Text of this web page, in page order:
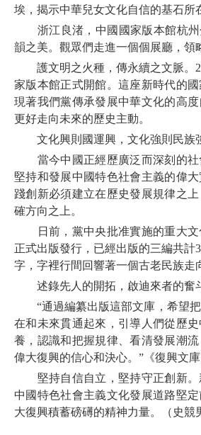
埃，揭示中華兒女文化自信的基石所
浙江良渚，中國國家版本館杭州
韻之美。觀眾們走進一個個展廳，領
護文明之火種，傳永續之文脈。
家版本館正式開館。這座新時代的
現著我們黨傳承發展中華文化的高
更好走向未來的歷史主動。
文化興則國運興，文化強則民族
當今中國正經歷廣泛而深刻的社
堅持和發展中國特色社會主義的偉
踐創新必須建立在歷史發展規律之
確方向之上。
日前，黨中央批准實施的重大文
正式出版發行，已經出版的三編共計
字，字裡行間回響著一個古老民族走
述錄先人的開拓，啟迪來者的奮
“通過編纂出版這部文庫，希望把
在和未來貫通起來，引導人們從歷
養，認識和把握規律、看清發展潮
偉大復興的信心和決心。”《復興文
堅持自信自立，堅持守正創新。
中國特色社會主義文化發展道路堅
大復興積蓄磅礡的精神力量。（史競